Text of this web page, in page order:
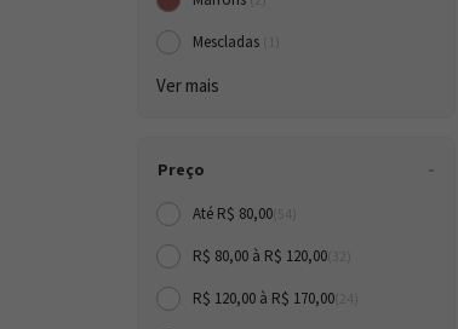
Mescladas
Ver mais
Preço
Até R$ 80,00
R$ 80,00 à R$ 120,00
R$ 120,00 à R$ 170,00